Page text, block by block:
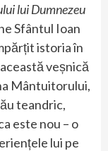
lui Dumnezeu
Sfântul Ioan
istoria în
veșnică
Mântuitorului,
teandric,
este nou – o
lui pe